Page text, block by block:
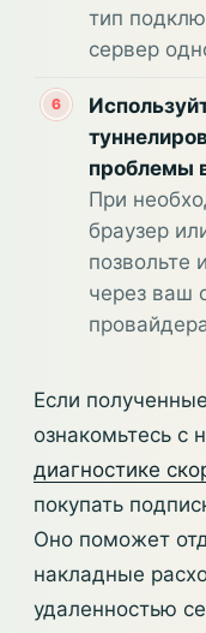
тип
сервер
проблемы
При
браузер
позвольте
через ваш
Если
ознакомьтесь с
диагностике
покупать
Оно поможет
накладные
удаленностью